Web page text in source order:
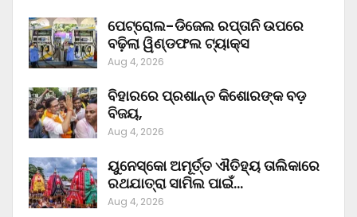
ପେଟ୍ରୋଲ-ଡିଜେଲ ରପ୍ତାନି ଉପରେ
ବଢ଼ିଲା ୱିଣ୍ଡଫଲ ଟ୍ୟାକ୍ସ
Aug 4, 2026
ବିହାରରେ ପ୍ରଶାନ୍ତ କିଶୋରଙ୍କ ବଡ଼
ବିଜୟ,
Aug 4, 2026
ୟୁନେସ୍କୋ ଅମୂର୍ତ୍ତ ଐତିହ୍ୟ ତାଲିକାରେ
ରଥଯାତ୍ରା ସାମିଲ ପାଇଁ…
Aug 4, 2026